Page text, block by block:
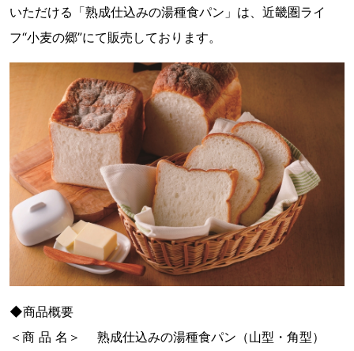
いただける「熟成仕込みの湯種食パン」は、近畿圏ライ
フ“小麦の郷”にて販売しております。
◆商品概要
＜商 品 名＞ 熟成仕込みの湯種食パン（山型・角型）